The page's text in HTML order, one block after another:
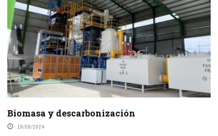
Biomasa y descarbonización
19/08/2024